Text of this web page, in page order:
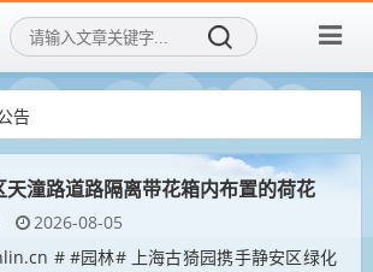
告
再创造传统IP！
社区新成员！
天潼路道路隔离带花箱内布置的荷花
2026-08-05
# #园林# 上海古猗园携手静安区绿化